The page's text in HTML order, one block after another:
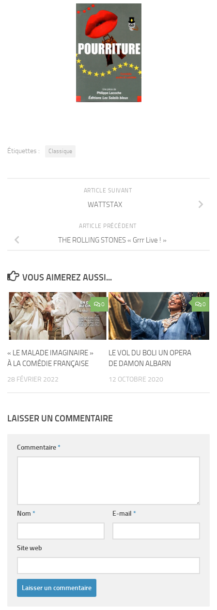
Étiquettes : Classique
ARTICLE SUIVANT
WATTSTAX
ARTICLE PRÉCÉDENT
THE ROLLING STONES « Grrr Live ! »
VOUS AIMEREZ AUSSI...
0
« LE MALADE IMAGINAIRE »
À LA COMÉDIE FRANÇAISE
28 FÉVRIER 2022
0
LE VOL DU BOLI UN OPERA
DE DAMON ALBARN
12 OCTOBRE 2020
LAISSER UN COMMENTAIRE
Commentaire*
Nom * E-mail *
Site web